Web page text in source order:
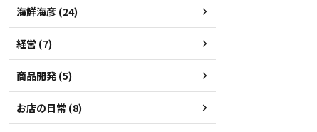
海鮮海彦 (24)
経営 (7)
商品開発 (5)
お店の日常 (8)